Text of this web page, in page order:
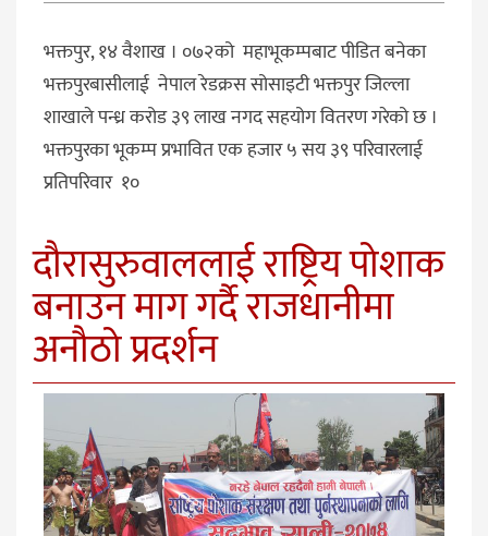
भक्तपुर, १४ वैशाख । ०७२को महाभूकम्पबाट पीडित बनेका
भक्तपुरबासीलाई नेपाल रेडक्रस सोसाइटी भक्तपुर जिल्ला
शाखाले पन्ध्र करोड ३९ लाख नगद सहयोग वितरण गरेको छ ।
भक्तपुरका भूकम्प प्रभावित एक हजार ५ सय ३९ परिवारलाई
प्रतिपरिवार १०
दौरासुरुवाललाई राष्ट्रिय पोशाक
बनाउन माग गर्दै राजधानीमा
अनौठो प्रदर्शन